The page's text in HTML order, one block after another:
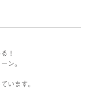
！
ン。
います。